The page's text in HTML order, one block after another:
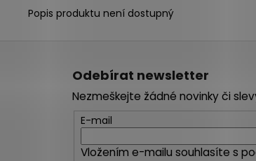
Popis produktu není dostupný
Odebírat newsletter
Nezmeškejte žádné novinky či
E-mail
Vložením e-mailu souhlasíte s